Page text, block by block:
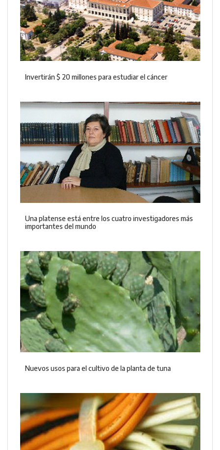
Invertirán $ 20 millones para estudiar el cáncer
Una platense está entre los cuatro investigadores más
importantes del mundo
Nuevos usos para el cultivo de la planta de tuna